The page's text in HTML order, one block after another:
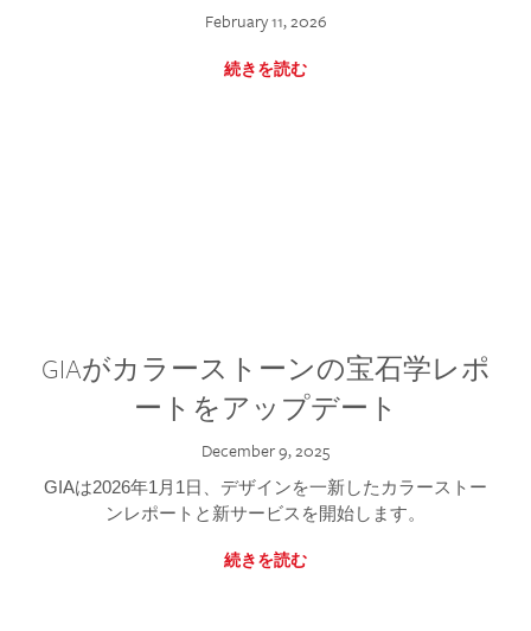
February 11, 2026
続きを読む
GIAがカラーストーンの宝石学レポ
ートをアップデート
December 9, 2025
GIAは2026年1月1日、デザインを一新したカラーストー
ンレポートと新サービスを開始します。
続きを読む